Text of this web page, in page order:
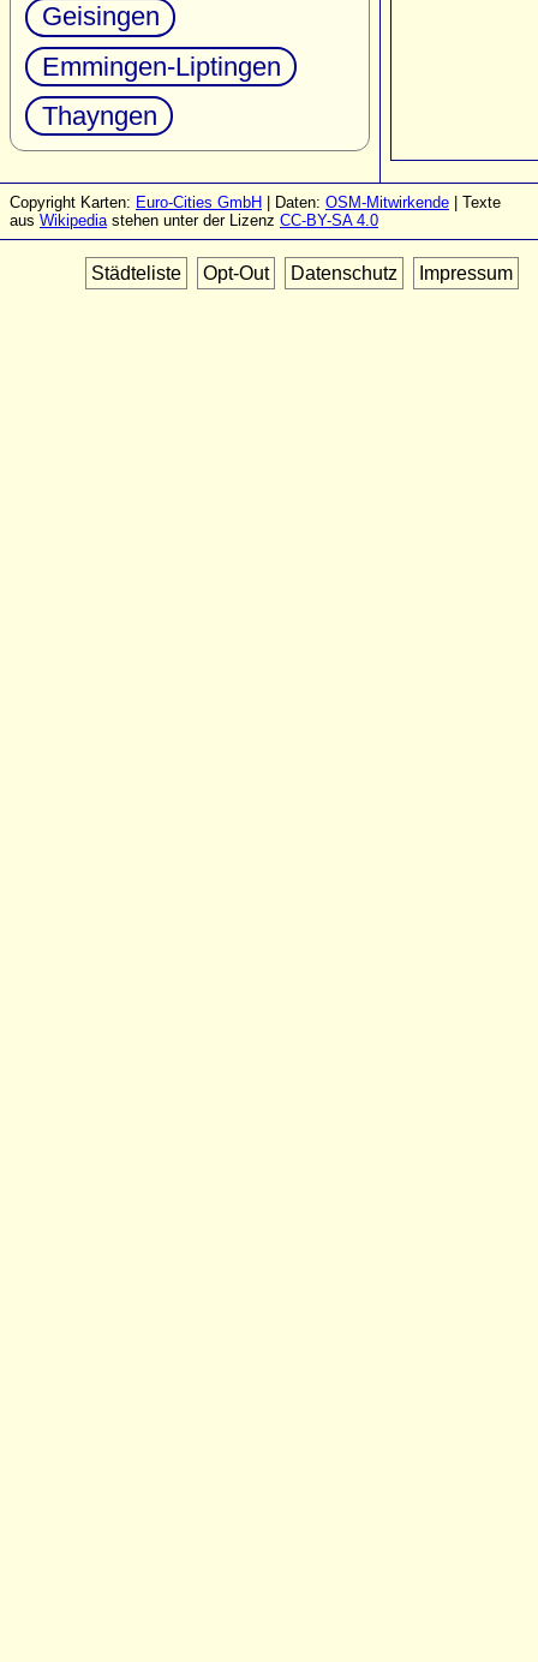
Geisingen
Emmingen-Liptingen
Thayngen
Copyright Karten: Euro-Cities GmbH | Daten: OSM-Mitwirkende | Texte
aus Wikipediastehen unter der Lizenz CC-BY-SA 4.0
Städteliste Opt-Out Datenschutz Impressum